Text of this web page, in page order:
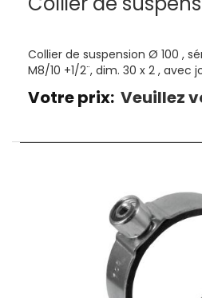
Collier de suspension Ø 100 ,
M8/10 +1/2¨, dim. 30 x 2 , avec
Votre prix: Veuillez